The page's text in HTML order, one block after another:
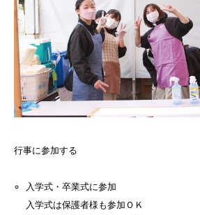
行事に参加する
入学式・卒業式に参加
入学式は保護者様も参加ＯＫ